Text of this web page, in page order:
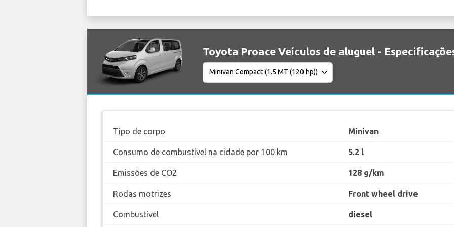
Toyota Proace Veículos de aluguel -
Tipo de corpo Minivan
Consumo de combustível na cidade por 100 km 5.2 l
Emissões de CO2 128 g/km
Rodas motrizes Front wheel drive
Combustível diesel